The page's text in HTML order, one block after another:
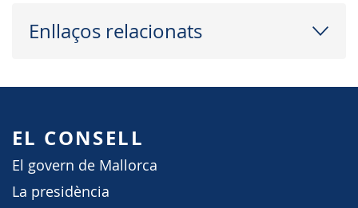
Enllaços relacionats
EL CONSELL
El govern de Mallorca
La presidència